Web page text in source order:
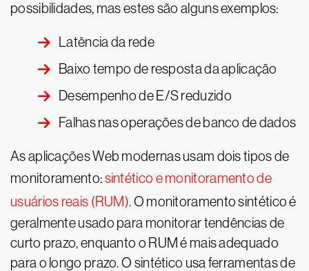
possibilidades, mas estes são alguns exemplos:
Latência da rede
Baixo tempo de resposta da aplicação
Desempenho de E/S reduzido
Falhas nas operações de banco de dados
As aplicações Web modernas usam dois tipos de
monitoramento:sintético e monitoramento de
usuários reais (RUM). O monitoramento sintético é
geralmente usado para monitorar tendências de
curto prazo, enquanto o RUM é mais adequado
para o longo prazo. O sintético usa ferramentas de